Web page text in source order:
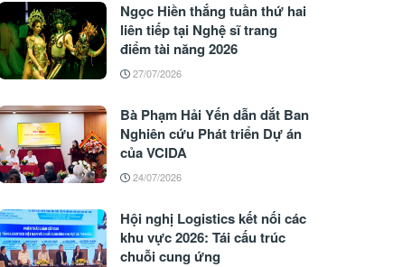
Ngọc Hiền thắng tuần thứ hai
liên tiếp tại Nghệ sĩ trang
điểm tài năng 2026
27/07/2026
Bà Phạm Hải Yến dẫn dắt Ban
Nghiên cứu Phát triển Dự án
của VCIDA
24/07/2026
Hội nghị Logistics kết nối các
khu vực 2026: Tái cấu trúc
chuỗi cung ứng